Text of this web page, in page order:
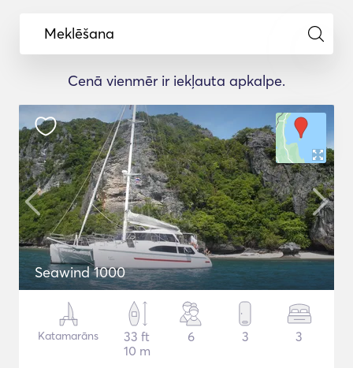
Meklēšana
Cenā vienmēr ir iekļauta apkalpe.
Seawind 1000
Katamarāns
33 ft
10 m
6 3 3